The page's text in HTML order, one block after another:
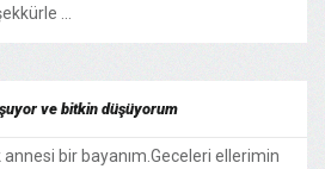
...
ve bitkin düşüyorum
annesi bir bayanım.Geceleri ellerimin